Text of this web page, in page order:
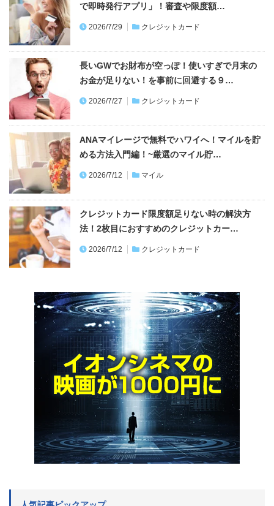
で即時発行アプリ」！審査や限度額…
2026/7/29 クレジットカード
長いGWでお財布が空っぽ！使いすぎで月末の
お金が足りない！を事前に回避する９…
2026/7/27 クレジットカード
ANAマイレージで無料でハワイへ！マイルを貯
める方法入門編！~厳選のマイル貯…
2026/7/12 マイル
クレジットカード限度額足りない時の解決方
法！2枚目におすすめのクレジットカー…
2026/7/12 クレジットカード